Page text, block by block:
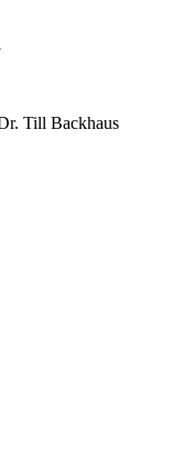
Till Backhaus